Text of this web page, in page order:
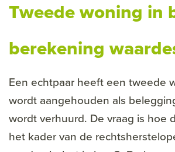
Tweede woning in
berekening
Een echtpaar heeft een tweede
wordt aangehouden als
wordt verhuurd. De vraag is hoe
het kader van de